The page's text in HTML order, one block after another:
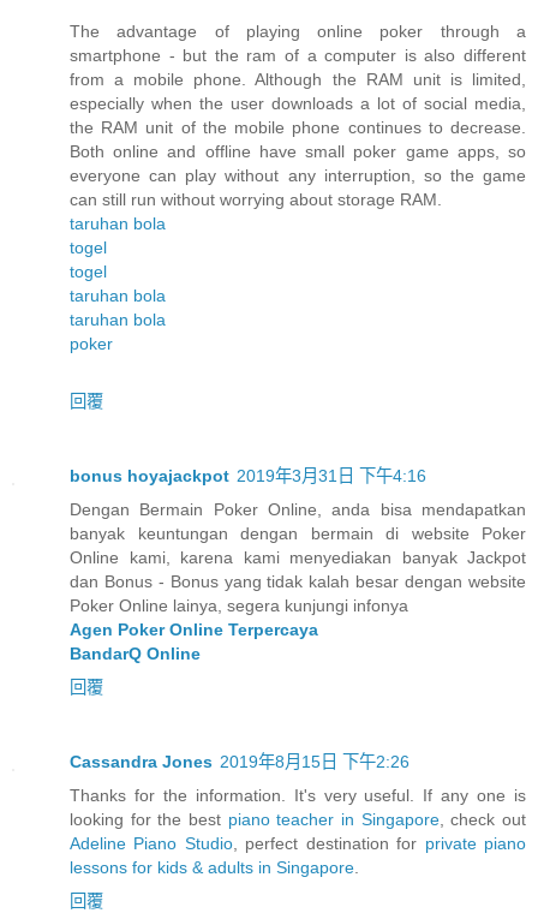
The advantage of playing online poker through a
smartphone - but the ram of a computer is also different
from a mobile phone. Although the RAM unit is limited,
especially when the user downloads a lot of social media,
the RAM unit of the mobile phone continues to decrease.
Both online and offline have small poker game apps, so
everyone can play without any interruption, so the game
can still run without worrying about storage RAM.
taruhan bola
togel
togel
taruhan bola
taruhan bola
poker
回覆
bonus hoyajackpot 2019年3月31日 下午4:16
Dengan Bermain Poker Online, anda bisa mendapatkan
banyak keuntungan dengan bermain di website Poker
Online kami, karena kami menyediakan banyak Jackpot
dan Bonus - Bonus yang tidak kalah besar dengan website
Poker Online lainya, segera kunjungi infonya
Agen Poker Online Terpercaya
BandarQ Online
回覆
Cassandra Jones 2019年8月15日 下午2:26
Thanks for the information. It's very useful. If any one is
looking for the best piano teacher in Singapore, check out
Adeline Piano Studio, perfect destination for private piano
lessons for kids & adults in Singapore
回覆